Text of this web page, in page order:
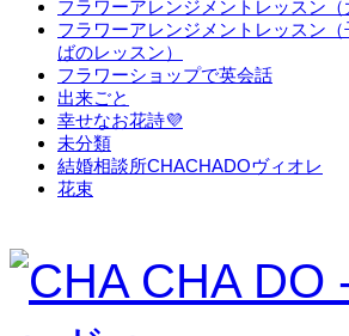
フラワーアレンジメントレッスン（
フラワーアレンジメントレッスン
ばのレッスン）
フラワーショップで英会話
出来ごと
幸せなお花詩💜
未分類
結婚相談所CHACHADOヴィオレ
花束